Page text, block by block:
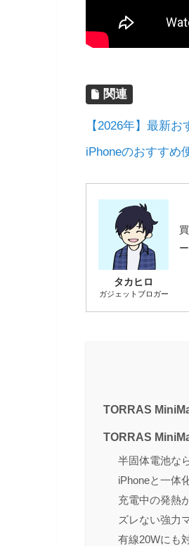
関連
【2026年】最新
iPhoneのおすすめ
タカヒロ
ガジェットブロガー
TORRAS
TORRAS
半固体電池な
iPhoneと一体
充電中の発熱
ズレない強力
有線20Wにも